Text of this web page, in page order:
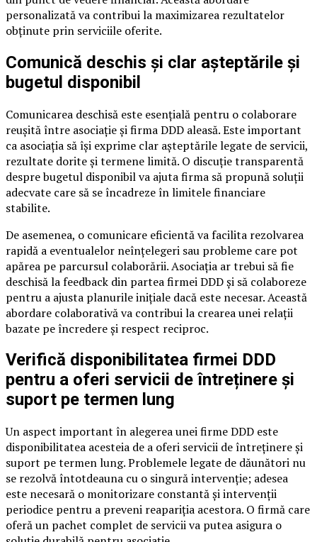
personalizată va contribui la maximizarea rezultatelor
obținute prin serviciile oferite.
Comunică deschis și clar așteptările și
bugetul disponibil
Comunicarea deschisă este esențială pentru o colaborare
reușită între asociație și firma DDD aleasă. Este important
ca asociația să își exprime clar așteptările legate de servicii,
rezultate dorite și termene limită. O discuție transparentă
despre bugetul disponibil va ajuta firma să propună soluții
adecvate care să se încadreze în limitele financiare
stabilite.
De asemenea, o comunicare eficientă va facilita rezolvarea
rapidă a eventualelor neînțelegeri sau probleme care pot
apărea pe parcursul colaborării. Asociația ar trebui să fie
deschisă la feedback din partea firmei DDD și să colaboreze
pentru a ajusta planurile inițiale dacă este necesar. Această
abordare colaborativă va contribui la crearea unei relații
bazate pe încredere și respect reciproc.
Verifică disponibilitatea firmei DDD
pentru a oferi servicii de întreținere și
suport pe termen lung
Un aspect important în alegerea unei firme DDD este
disponibilitatea acesteia de a oferi servicii de întreținere și
suport pe termen lung. Problemele legate de dăunători nu
se rezolvă întotdeauna cu o singură intervenție; adesea
este necesară o monitorizare constantă și intervenții
periodice pentru a preveni reapariția acestora. O firmă care
oferă un pachet complet de servicii va putea asigura o